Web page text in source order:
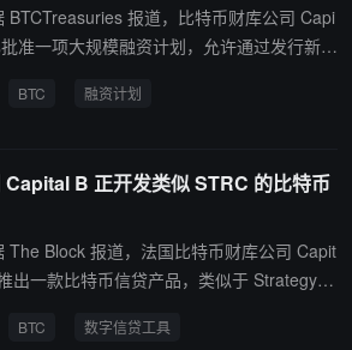
这些公司在顶部区域已大量建仓，它们是否
近期已率先开启比特币出售，这一行为是否
低迷市场中被迫削减仓位以缓解财务压力，
BTCTreasuries 报道，比特币财库公司 Capi
准一项大规模融资计划，允许通过发行新股
比特币。按当前价格估算，该融资潜在规模
续扩大比特币持仓规模，其资产负债结构与
BTC 融资计划
B 正开发类似 STRC 的比特币
The Block 报道，法国比特币财库公司 Capit
出一款比特币信贷产品，类似于 Strategy
欧洲的数字信贷工具，改变市场格局。该
BTC 数字信贷工具